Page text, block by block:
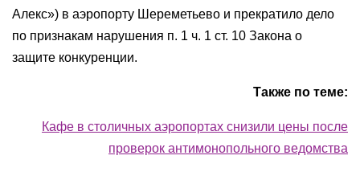
Алекс») в аэропорту Шереметьево и прекратило дело
по признакам нарушения п. 1 ч. 1 ст. 10 Закона о
защите конкуренции.
Также по теме:
Кафе в столичных аэропортах снизили цены после
проверок антимонопольного ведомства